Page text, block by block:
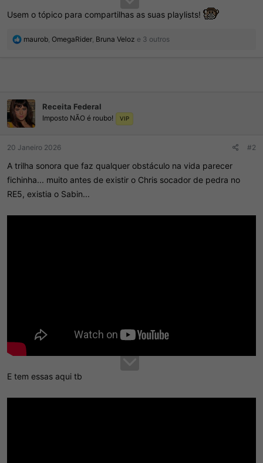
Usem o tópico para compartilhas as suas playlists!
R
s
:
maurob OmegaRider Bruna Veloz e 3 outros
Receita Federal
Imposto NÃO é roubo! VIP
20 Janeiro 2026 #2
A trilha sonora que faz qualquer obstáculo na vida parecer
fichinha... muito antes de existir o Chris socador de pedra no
RE5, existia o Sabin...
E tem essas aqui tb